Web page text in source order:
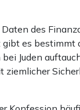
des
es bestimmt
Juden
ziemlicher